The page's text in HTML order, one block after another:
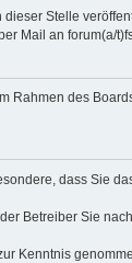
Stelle
Mail an forum(a/
Rahmen des
dass Sie
Betreiber Sie
Kenntnis